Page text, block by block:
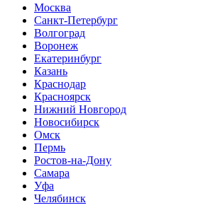
Москва
Санкт-Петербург
Волгоград
Воронеж
Екатеринбург
Казань
Краснодар
Красноярск
Нижний Новгород
Новосибирск
Омск
Пермь
Ростов-на-Дону
Самара
Уфа
Челябинск